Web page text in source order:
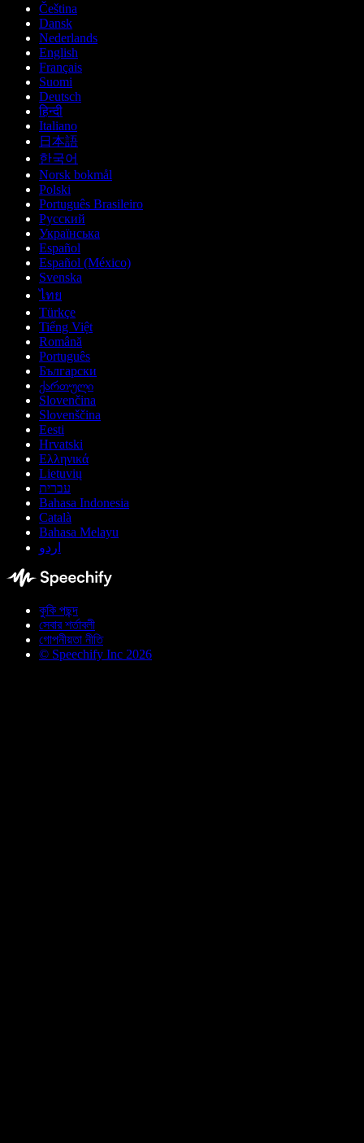
Čeština
Dansk
Nederlands
English
Français
Suomi
Deutsch
हिन्दी
Italiano
日本語
한국어
Norsk bokmål
Polski
Português Brasileiro
Русский
Українська
Español
Español (México)
Svenska
ไทย
Türkçe
Tiếng Việt
Română
Português
Български
ქართული
Slovenčina
Slovenščina
Eesti
Hrvatski
Ελληνικά
Lietuvių
עברית
Bahasa Indonesia
Català
Bahasa Melayu
اردو
কুকি পছন্দ
সেবার শর্তাবলী
গোপনীয়তা নীতি
© Speechify Inc 2026